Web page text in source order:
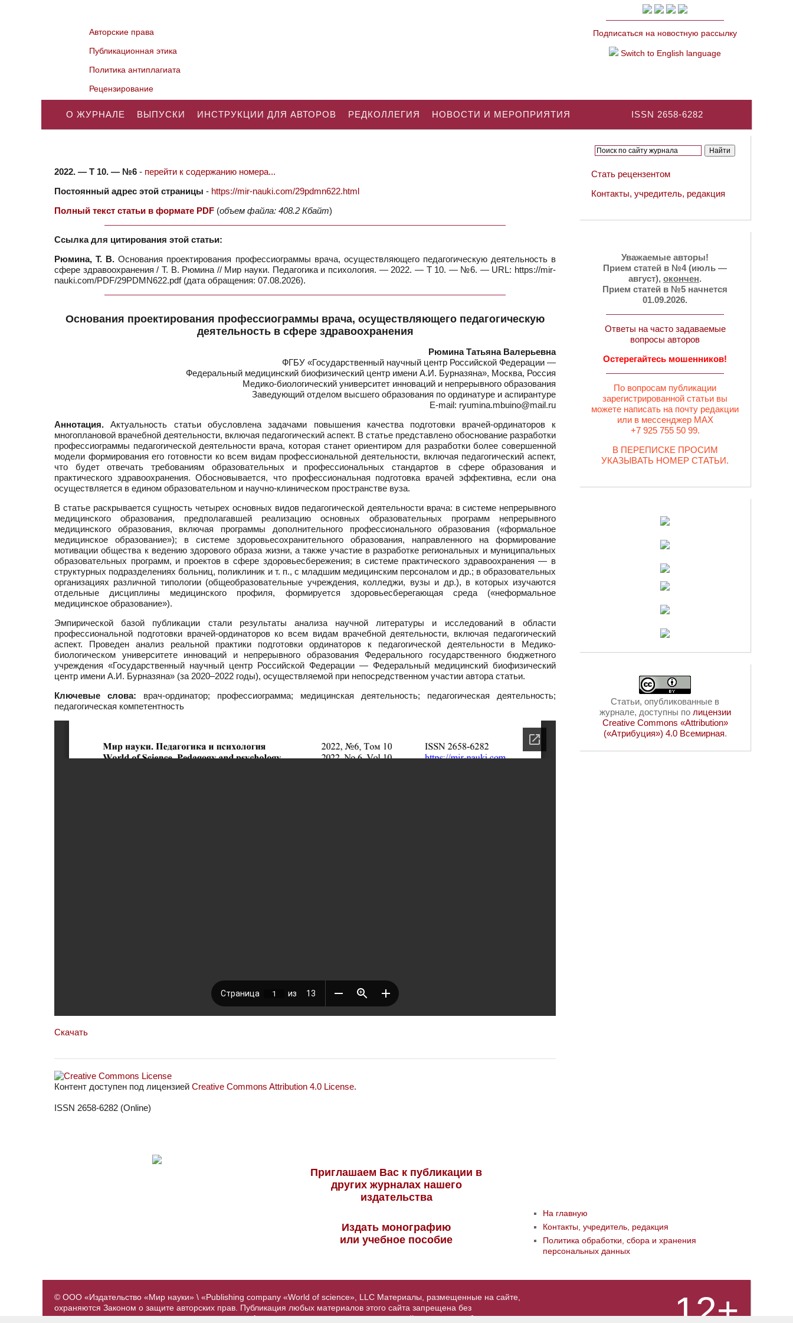
Авторские права
Публикационная этика
Политика антиплагиата
Рецензирование
Подписаться на новостную рассылку
Switch to English language
ISSN 2658-6282
О ЖУРНАЛЕ ВЫПУСКИ ИНСТРУКЦИИ ДЛЯ АВТОРОВ РЕДКОЛЛЕГИЯ НОВОСТИ И МЕРОПРИЯТИЯ
2022. — Т 10. — №6 - перейти к содержанию номера...
Постоянный адрес этой страницы - https://mir-nauki.com/29pdmn622.html
Полный текст статьи в формате PDF (объем файла: 408.2 Кбайт)
Ссылка для цитирования этой статьи:
Рюмина, Т. В. Основания проектирования профессиограммы врача, осуществляющего педагогическую деятельность в
сфере здравоохранения / Т. В. Рюмина // Мир науки. Педагогика и психология. — 2022. — Т 10. — №6. — URL: https://mir-
nauki.com/PDF/29PDMN622.pdf (дата обращения: 07.08.2026).
Основания проектирования профессиограммы врача, осуществляющего педагогическую
деятельность в сфере здравоохранения
Рюмина Татьяна Валерьевна
ФГБУ «Государственный научный центр Российской Федерации —
Федеральный медицинский биофизический центр имени А.И. Бурназяна», Москва, Россия
Медико-биологический университет инноваций и непрерывного образования
Заведующий отделом высшего образования по ординатуре и аспирантуре
E-mail: ryumina.mbuino@mail.ru
Аннотация. Актуальность статьи обусловлена задачами повышения качества подготовки врачей-ординаторов к
многоплановой врачебной деятельности, включая педагогический аспект. В статье представлено обоснование разработки
профессиограммы педагогической деятельности врача, которая станет ориентиром для разработки более совершенной
модели формирования его готовности ко всем видам профессиональной деятельности, включая педагогический аспект,
что будет отвечать требованиям образовательных и профессиональных стандартов в сфере образования и
практического здравоохранения. Обосновывается, что профессиональная подготовка врачей эффективна, если она
осуществляется в едином образовательном и научно-клиническом пространстве вуза.
В статье раскрывается сущность четырех основных видов педагогической деятельности врача: в системе непрерывного
медицинского образования, предполагавшей реализацию основных образовательных программ непрерывного
медицинского образования, включая программы дополнительного профессионального образования («формальное
медицинское образование»); в системе здоровьесохранительного образования, направленного на формирование
мотивации общества к ведению здорового образа жизни, а также участие в разработке региональных и муниципальных
образовательных программ, и проектов в сфере здоровьесбережения; в системе практического здравоохранения — в
структурных подразделениях больниц, поликлиник и т. п., с младшим медицинским персоналом и др.; в образовательных
организациях различной типологии (общеобразовательные учреждения, колледжи, вузы и др.), в которых изучаются
отдельные дисциплины медицинского профиля, формируется здоровьесберегающая среда («неформальное
медицинское образование»).
Эмпирической базой публикации стали результаты анализа научной литературы и исследований в области
профессиональной подготовки врачей-ординаторов ко всем видам врачебной деятельности, включая педагогический
аспект. Проведен анализ реальной практики подготовки ординаторов к педагогической деятельности в Медико-
биологическом университете инноваций и непрерывного образования Федерального государственного бюджетного
учреждения «Государственный научный центр Российской Федерации — Федеральный медицинский биофизический
центр имени А.И. Бурназяна» (за 2020–2022 годы), осуществляемой при непосредственном участии автора статьи.
Ключевые слова: врач-ординатор; профессиограмма; медицинская деятельность; педагогическая деятельность;
педагогическая компетентность
Скачать
Контент доступен под лицензией Creative Commons Attribution 4.0 License.
ISSN 2658-6282 (Online)
Стать рецензентом
Контакты, учредитель, редакция
Уважаемые авторы!
Прием статей в №4 (июль —
август), окончен.
Прием статей в №5 начнется
01.09.2026.
Ответы на часто задаваемые
вопросы авторов
Остерегайтесь мошенников!
По вопросам публикации
зарегистрированной статьи вы
можете написать на почту редакции
или в мессенджер MAX
+7 925 755 50 99.
В ПЕРЕПИСКЕ ПРОСИМ
УКАЗЫВАТЬ НОМЕР СТАТЬИ.
Статьи, опубликованные в
журнале, доступны по лицензии
Creative Commons «Attribution»
(«Атрибуция») 4.0 Всемирная.
Приглашаем Вас к публикации в
других журналах нашего
издательства
Издать монографию
или учебное пособие
На главную
Контакты, учредитель, редакция
Политика обработки, сбора и хранения
персональных данных
© ООО «Издательство «Мир науки» \ «Publishing company «World of science», LLC Материалы, размещенные на сайте,
охраняются Законом о защите авторских прав. Публикация любых материалов этого сайта запрещена без
предварительного согласования с издательством. Авторские права на размещенные на сайте научные публикации
12+